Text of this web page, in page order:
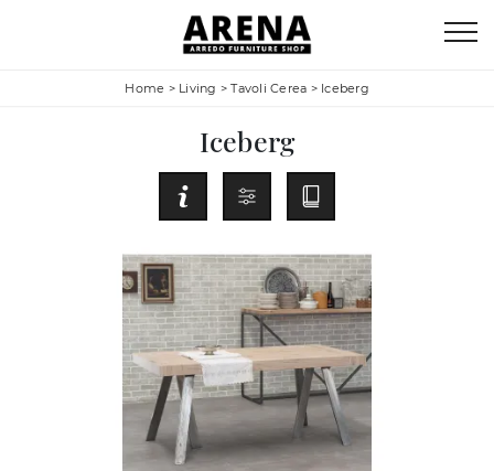
Home > Living >Tavoli Cerea > Iceberg
Iceberg